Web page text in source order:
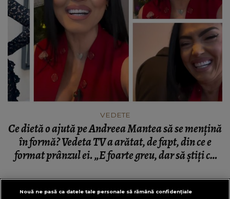
VEDETE
Ce dietă o ajută pe Andreea Mantea să se mențină
în formă? Vedeta TV a arătat, de fapt, din ce e
format prânzul ei. „E foarte greu, dar să știți că
Nouă ne pasă ca datele tale personale să rămână confidențiale